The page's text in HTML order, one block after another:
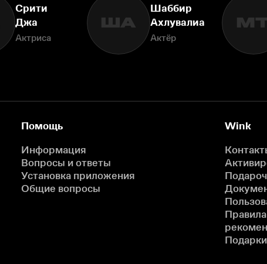
Срити
Джа
Актриса
ША
Шаббир
Ахлувалиа
Актёр
Помощь
Информация
Вопросы и ответы
Установка приложения
Общие вопросы
Wink